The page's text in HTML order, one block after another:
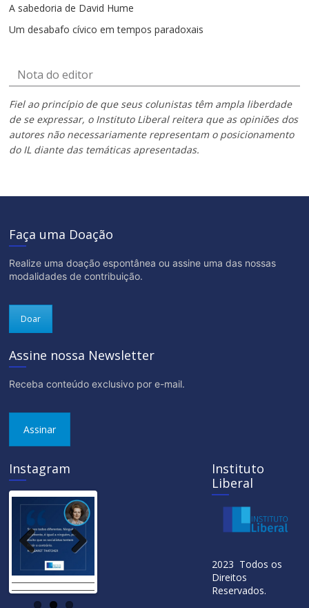
A sabedoria de David Hume
Um desabafo cívico em tempos paradoxais
Nota do editor
Fiel ao princípio de que seus colunistas têm ampla liberdade
de se expressar, o Instituto Liberal reitera que as opiniões dos
autores não necessariamente representam o posicionamento
do IL diante das temáticas apresentadas.
Faça uma Doação
Realize uma doação espontânea ou assine uma das nossas
modalidades de contribuição.
Doar
Assine nossa Newsletter
Receba conteúdo exclusivo por e-mail.
Assinar
Instagram
ous
Instituto
Liberal
2023 Todos os
Direitos
Reservados.